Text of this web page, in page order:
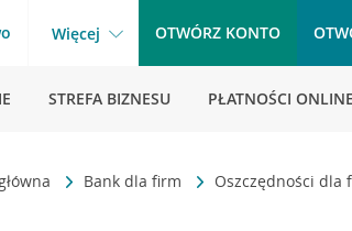
Więcej OTWÓRZ KONTO
STREFA BIZNESU PŁATNOŚCI ONLINE
Bank dla firm Oszczędności dla